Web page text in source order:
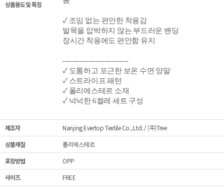
상품용도 및 특징
✓ 조임 없는 편안한 착용감
발목을 압박하지 않는 부드러운 밴딩
장시간 착용에도 편안함 유지
----------------------------
✓ 도톰하고 포근한 보온 수면 양말
✓ 스트라이프 패턴
✓ 폴리에스테르 소재
✓ 넉넉한 6켤레 세트 구성
제조자
Nanjing Evertop Textile Co., Ltd. / (주)Tree
상품재질
폴리에스테르
포장방법
OPP
사이즈
FREE